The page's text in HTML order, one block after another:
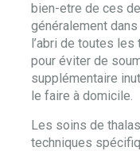
bien-etre de ces
généralement
l’abri de toutes
pour éviter de
supplémentaire
le faire à domicile.
Les soins de
techniques